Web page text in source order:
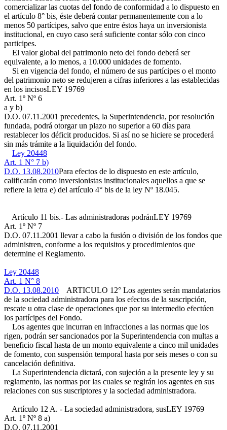
comercializar las cuotas del fondo de conformidad a lo dispuesto en
el artículo 8° bis, éste deberá contar permanentemente con a lo
menos 50 partícipes, salvo que entre éstos haya un inversionista
institucional, en cuyo caso será suficiente contar sólo con cinco
participes.
El valor global del patrimonio neto del fondo deberá ser
equivalente, a lo menos, a 10.000 unidades de fomento.
Si en vigencia del fondo, el número de sus partícipes o el monto
del patrimonio neto se redujeren a cifras inferiores a las establecidas
en los incisosLEY 19769
Art. 1º Nº 6
a y b)
D.O. 07.11.2001 precedentes, la Superintendencia, por resolución
fundada, podrá otorgar un plazo no superior a 60 días para
restablecer los déficit producidos. Si así no se hiciere se procederá
sin más trámite a la liquidación del fondo.
Ley 20448
Art. 1 N° 7 b)
D.O. 13.08.2010Para efectos de lo dispuesto en este artículo,
calificarán como inversionistas institucionales aquellos a que se
refiere la letra e) del artículo 4° bis de la ley Nº 18.045.
Artículo 11 bis.- Las administradoras podránLEY 19769
Art. 1º Nº 7
D.O. 07.11.2001 llevar a cabo la fusión o división de los fondos que
administren, conforme a los requisitos y procedimientos que
determine el Reglamento.
Ley 20448
Art. 1 N° 8
D.O. 13.08.2010 ARTICULO 12° Los agentes serán mandatarios
de la sociedad administradora para los efectos de la suscripción,
rescate u otra clase de operaciones que por su intermedio efectúen
los partícipes del Fondo.
Los agentes que incurran en infracciones a las normas que los
rigen, podrán ser sancionados por la Superintendencia con multas a
beneficio fiscal hasta de un monto equivalente a cinco mil unidades
de fomento, con suspensión temporal hasta por seis meses o con su
cancelación definitiva.
La Superintendencia dictará, con sujeción a la presente ley y su
reglamento, las normas por las cuales se regirán los agentes en sus
relaciones con sus suscriptores y la sociedad administradora.
Artículo 12 A. - La sociedad administradora, susLEY 19769
Art. 1º Nº 8 a)
D.O. 07.11.2001